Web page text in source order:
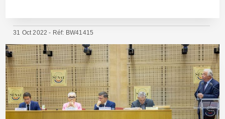
31 Oct 2022 - Réf: BW41415